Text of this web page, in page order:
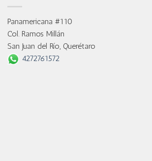
Panamericana #110
Col. Ramos Millán
San Juan del Río, Querétaro
4272761572